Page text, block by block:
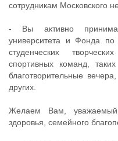
сотрудникам Московского
- Вы активно
университета и Фонда по
студенческих
спортивных команд,
благотворительные
других.
Желаем Вам, уважаемый
здоровья, семейного